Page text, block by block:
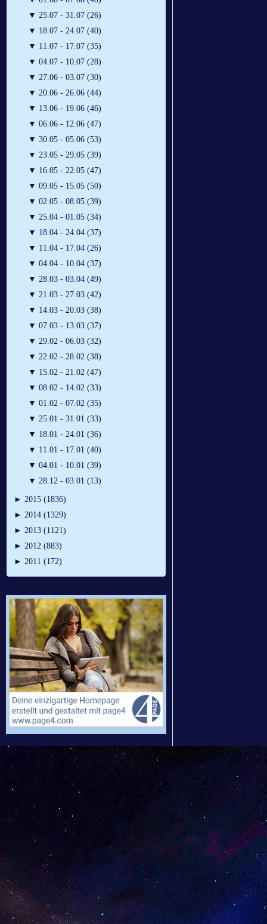
▼ 25.07 - 31.07 (26)
▼ 18.07 - 24.07 (40)
▼ 11.07 - 17.07 (35)
▼ 04.07 - 10.07 (28)
▼ 27.06 - 03.07 (30)
▼ 20.06 - 26.06 (44)
▼ 13.06 - 19.06 (46)
▼ 06.06 - 12.06 (47)
▼ 30.05 - 05.06 (53)
▼ 23.05 - 29.05 (39)
▼ 16.05 - 22.05 (47)
▼ 09.05 - 15.05 (50)
▼ 02.05 - 08.05 (39)
▼ 25.04 - 01.05 (34)
▼ 18.04 - 24.04 (37)
▼ 11.04 - 17.04 (26)
▼ 04.04 - 10.04 (37)
▼ 28.03 - 03.04 (49)
▼ 21.03 - 27.03 (42)
▼ 14.03 - 20.03 (38)
▼ 07.03 - 13.03 (37)
▼ 29.02 - 06.03 (32)
▼ 22.02 - 28.02 (38)
▼ 15.02 - 21.02 (47)
▼ 08.02 - 14.02 (33)
▼ 01.02 - 07.02 (35)
▼ 25.01 - 31.01 (33)
▼ 18.01 - 24.01 (36)
▼ 11.01 - 17.01 (40)
▼ 04.01 - 10.01 (39)
▼ 28.12 - 03.01 (13)
► 2015 (1836)
► 2014 (1329)
► 2013 (1121)
► 2012 (883)
► 2011 (172)